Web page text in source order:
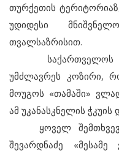
თურქეთის
უდიდესი
თვალსაზრისით.
საქართველოს
უმძლავრეს კოზირი,
მოუგოს «თამაში»
ამ უკანასკნელის
ყოველ
შევარდნაძე «მესამე